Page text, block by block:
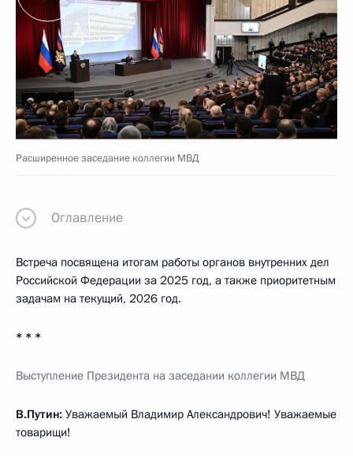
Расширенное заседание коллегии МВД
Оглавление
Встреча посвящена итогам работы органов внутренних дел
Российской Федерации за 2025 год, а также приоритетным
задачам на текущий, 2026 год.
* * *
Выступление Президента на заседании коллегии МВД
В.Путин: Уважаемый Владимир Александрович! Уважаемые
товарищи!